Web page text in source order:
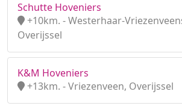
Schutte Hoveniers
+10km. - Westerhaar-
Overijssel
K&M Hoveniers
+13km. - Vriezenveen, Overijssel